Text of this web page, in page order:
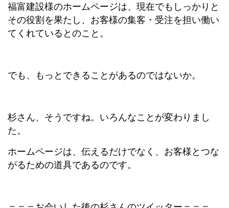
福富建設様のホームページは、現在でもしっかりと
その役割を果たし、お客様の集客・受注を担い働い
てくれているとのこと。
でも、もっとできることがあるのではないか。
杉さん、そうですね。いろんなことが変わりまし
た。
ホームページは、伝えるだけでなく、お客様とつな
がるための道具であるのです。